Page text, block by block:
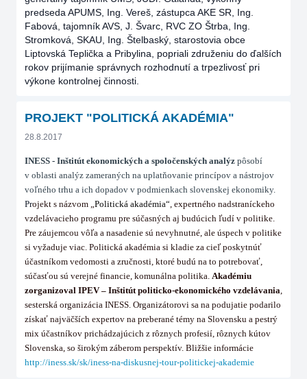
predseda APUMS, Ing. Vereš, zástupca AKE SR, Ing.
Fabová, tajomník AVS, J. Švarc, RVC ZO Štrba, Ing.
Stromková, SKAU, Ing. Štelbaský, starostovia obce
Liptovská Teplička a Pribylina, popriali združeniu do ďalších
rokov prijímanie správnych rozhodnutí a trpezlivosť pri
výkone kontrolnej činnosti.
PROJEKT "POLITICKÁ AKADÉMIA"
28.8.2017
INESS - Inštitút ekonomických a spoločenských analýz pôsobí
v oblasti analýz zameraných na uplatňovanie princípov a nástrojov
voľného trhu a ich dopadov v podmienkach slovenskej ekonomiky.
Projekt s názvom „Politická akadémia“, expertného nadstraníckeho
vzdelávacieho programu pre súčasných aj budúcich ľudí v politike.
Pre záujemcou vôľa a nasadenie sú nevyhnutné, ale úspech v politike
si vyžaduje viac. Politická akadémia si kladie za cieľ poskytnúť
účastníkom vedomosti a zručnosti, ktoré budú na to potrebovať,
súčasťou sú verejné financie, komunálna politika. Akadémiu
zorganizoval IPEV – Inštitút politicko-ekonomického vzdelávania,
sesterská organizácia INESS. Organizátorovi sa na podujatie podarilo
získať najväčších expertov na preberané témy na Slovensku a pestrý
mix účastníkov prichádzajúcich z rôznych profesií, rôznych kútov
Slovenska, so širokým záberom perspektív. Bližšie informácie
http://iness.sk/sk/iness-na-diskusnej-tour-politickej-akademie